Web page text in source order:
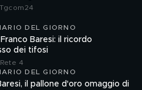
DEL GIORNO
Baresi: il ricordo
dei tifosi
4
DEL GIORNO
il pallone d'oro omaggio di